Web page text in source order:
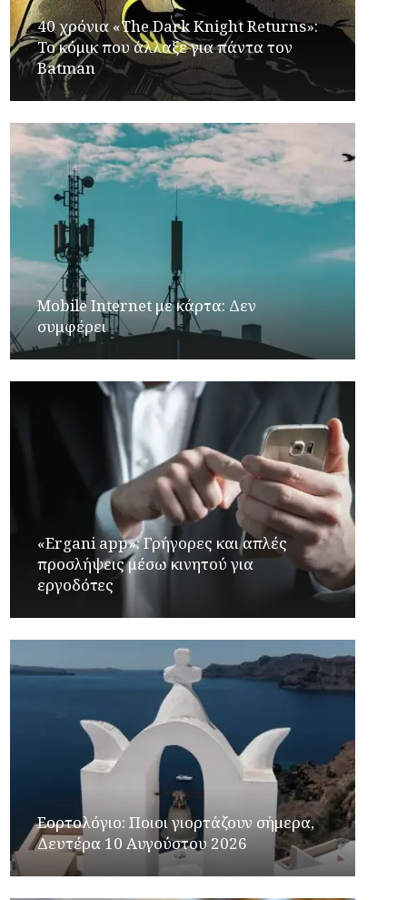
40 χρόνια «The Dark Knight Returns»:
Το κόμικ που άλλαξε για πάντα τον
Batman
Mobile Internet με κάρτα: Δεν
συμφέρει
«Ergani app»: Γρήγορες και απλές
προσλήψεις μέσω κινητού για
εργοδότες
Εορτολόγιο: Ποιοι γιορτάζουν σήμερα,
Δευτέρα 10 Αυγούστου 2026